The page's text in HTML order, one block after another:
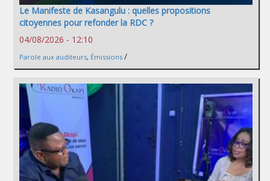
Le Manifeste de Kasangulu : quelles propositions
citoyennes pour refonder la RDC ?
04/08/2026 - 12:10
Parole aux auditeurs, Émissions /